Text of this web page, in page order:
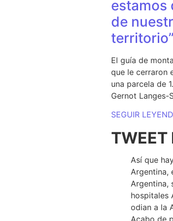
estamos
de
El guía de
que le cerraron
una parcela de
Gernot
SEGUIR
TWEET
Así que
Argentina,
Argentina,
hospitales
odian a la